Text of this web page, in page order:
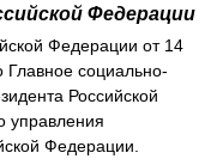
Федерации
Федерации от 14
социально-
Российской
управления
Федерации.